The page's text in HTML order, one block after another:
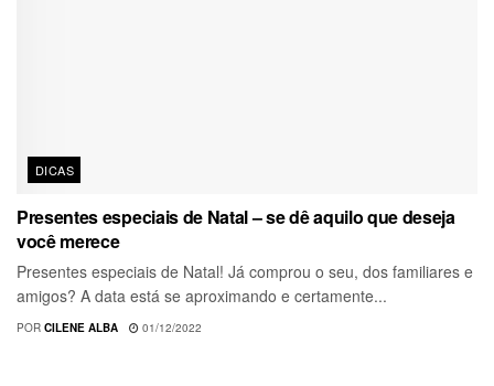
DICAS
Presentes especiais de Natal – se dê aquilo que deseja
você merece
Presentes especiais de Natal! Já comprou o seu, dos familiares e
amigos? A data está se aproximando e certamente...
POR CILENE ALBA 01/12/2022